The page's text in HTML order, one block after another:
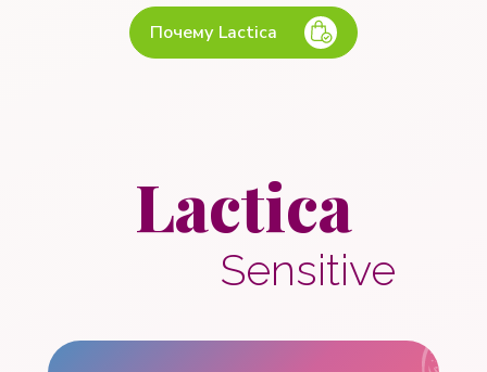
Почему Lactica
Lactica
Sensitive